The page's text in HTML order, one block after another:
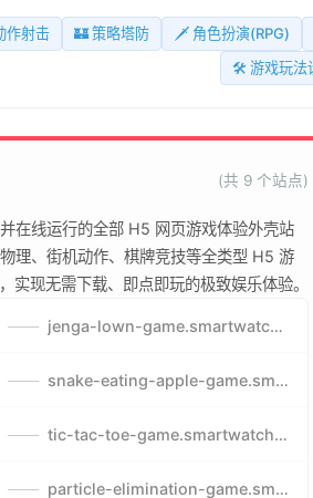
作射击 🏰 策略塔防 🗡️ 角色扮演(RPG)
🛠️ 游戏玩法
(共 9 个站点)
在线运行的全部 H5 网页游戏体验外壳站
理、街机动作、棋牌竞技等全类型 H5 游
实现无需下载、即点即玩的极致娱乐体验。
—— jenga-lown-game.smartwatchmanufacturer.cn
—— snake-eating-apple-game.smartwatchmanufacturer.cn
—— tic-tac-toe-game.smartwatchmanufacturer.cn
—— particle-elimination-game.smartwatchmanufacturer.cn